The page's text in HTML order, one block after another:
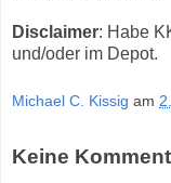
Disclaimer: Habe
und/oder im Depot.
Michael C. Kissig am
Keine